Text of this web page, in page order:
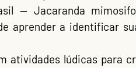
— Jacaranda
aprender a identificar
atividades lúdicas para